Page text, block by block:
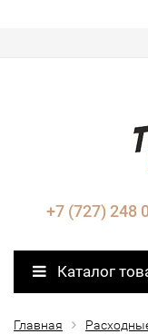
+7 (727) 248
Каталог
Главная